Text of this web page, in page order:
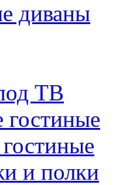
диваны
ТВ
гостиные
и полки